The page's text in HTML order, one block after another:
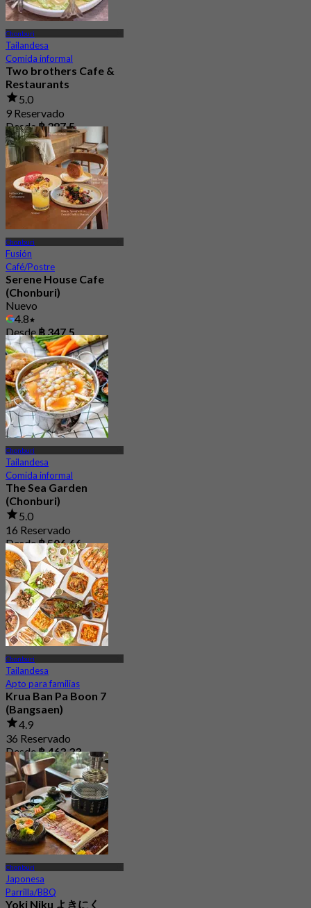
Chonburi
Tailandesa
Comida informal
Two brothers Cafe &
Restaurants
5.0
9 Reservado
Desde฿ 387.5
Chonburi
Fusión
Café/Postre
Serene House Cafe
(Chonburi)
Nuevo
4.8
Desde฿ 347.5
Chonburi
Tailandesa
Comida informal
The Sea Garden
(Chonburi)
5.0
16 Reservado
Desde฿ 506.66
Chonburi
Tailandesa
Apto para familias
Krua Ban Pa Boon 7
(Bangsaen)
4.9
36 Reservado
Desde฿ 463.33
Chonburi
Japonesa
Parrilla/BBQ
Yoki Niku よきにく